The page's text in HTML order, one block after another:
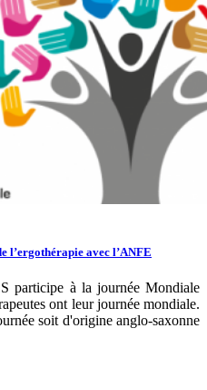
l’ergothérapie avec l’ANFE
participe à la journée Mondiale
ont leur journée mondiale.
soit d'origine anglo-saxonne